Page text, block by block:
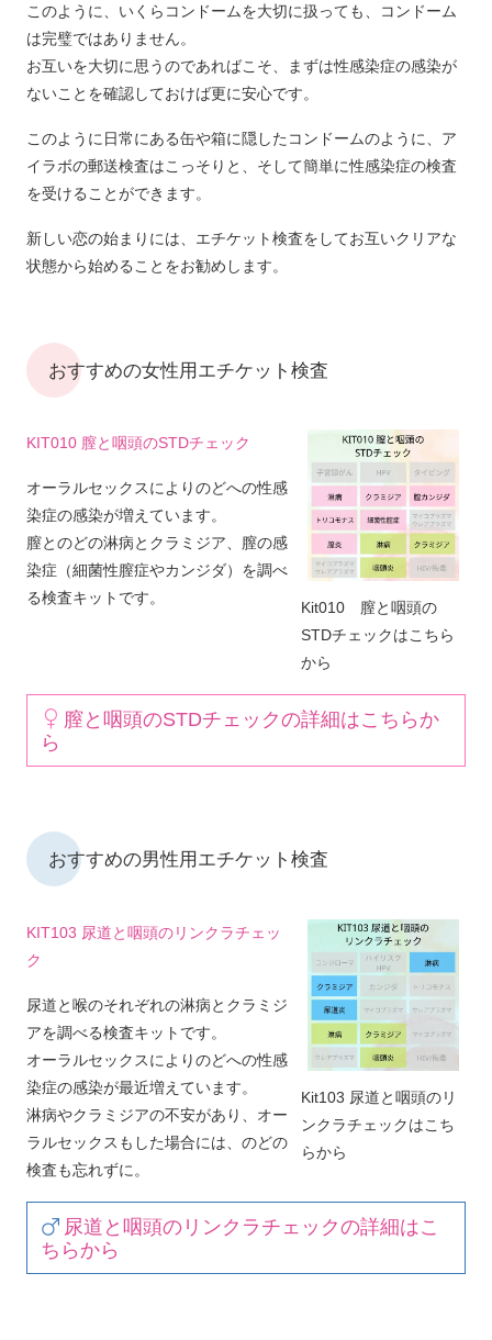
このように、いくらコンドームを大切に扱っても、コンドーム
は完璧ではありません。
お互いを大切に思うのであればこそ、まずは性感染症の感染が
ないことを確認しておけば更に安心です。
このように日常にある缶や箱に隠したコンドームのように、ア
イラボの郵送検査はこっそりと、そして簡単に性感染症の検査
を受けることができます。
新しい恋の始まりには、エチケット検査をしてお互いクリアな
状態から始めることをお勧めします。
おすすめの女性用エチケット検査
Kit010 膣と咽頭の
STDチェックはこちら
から
KIT010 膣と咽頭のSTDチェック
オーラルセックスによりのどへの性感
染症の感染が増えています。
膣とのどの淋病とクラミジア、膣の感
染症（細菌性膣症やカンジダ）を調べ
る検査キットです。
膣と咽頭のSTDチェックの詳細はこちらか
ら
おすすめの男性用エチケット検査
Kit103 尿道と咽頭のリ
ンクラチェックはこち
らから
KIT103 尿道と咽頭のリンクラチェッ
ク
尿道と喉のそれぞれの淋病とクラミジ
アを調べる検査キットです。
オーラルセックスによりのどへの性感
染症の感染が最近増えています。
淋病やクラミジアの不安があり、オー
ラルセックスもした場合には、のどの
検査も忘れずに。
尿道と咽頭のリンクラチェックの詳細はこ
ちらから